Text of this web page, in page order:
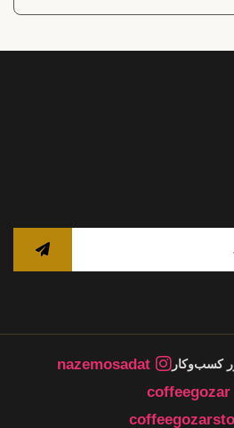
کسب‌وکار
nazemosadat